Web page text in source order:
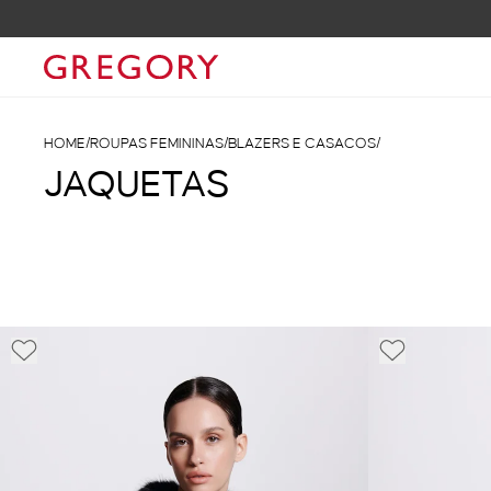
HOME/ROUPAS FEMININAS/BLAZERS E CASACOS/
JAQUETAS